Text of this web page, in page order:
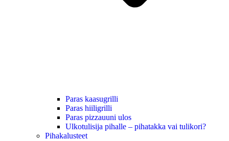
Paras kaasugrilli
Paras hiiligrilli
Paras pizzauuni ulos
Ulkotulisija pihalle – pihatakka vai tulikori?
Pihakalusteet